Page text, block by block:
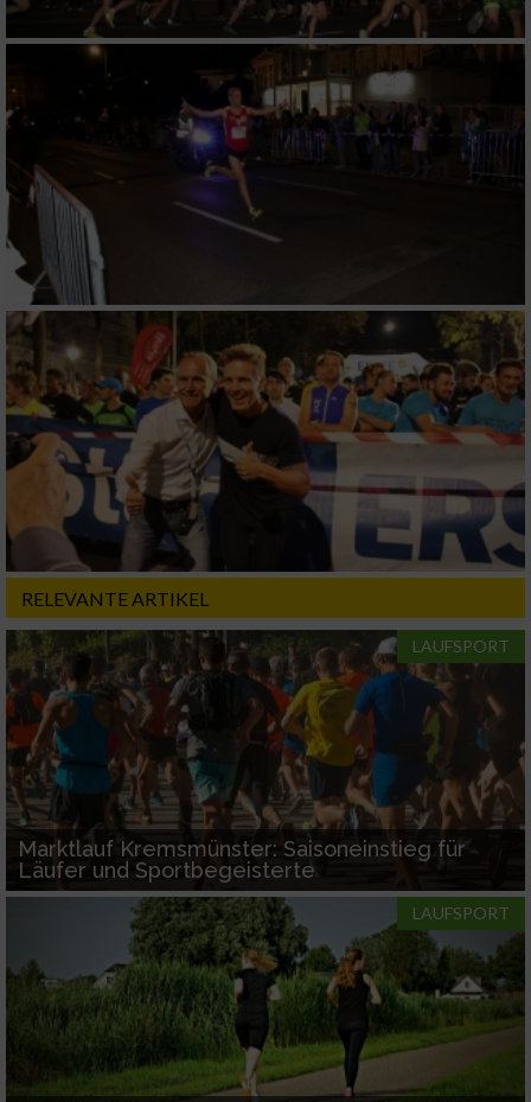
RELEVANTE ARTIKEL
LAUFSPORT
Marktlauf Kremsmünster: Saisoneinstieg für
Läufer und Sportbegeisterte
LAUFSPORT
Nicht-IAB-Verarbeitungszwecke:
Notwendig
Performance
Funktional
Werbung